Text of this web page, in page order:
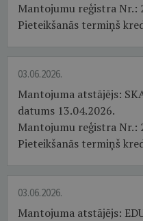
Mantojumu reģistra Nr.:
Pieteikšanās termiņš
03.06.2026.
Mantojuma atstājējs:
datums 13.04.2026.
Mantojumu reģistra Nr.:
Pieteikšanās termiņš
03.06.2026.
Mantojuma atstājējs: